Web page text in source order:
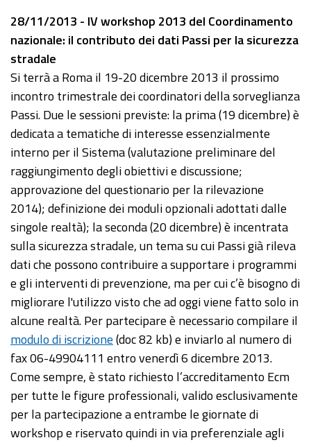
28/11/2013 - IV workshop 2013 del Coordinamento
nazionale: il contributo dei dati Passi per la sicurezza
stradale
Si terrà a Roma il 19-20 dicembre 2013 il prossimo
incontro trimestrale dei coordinatori della sorveglianza
Passi. Due le sessioni previste: la prima (19 dicembre) è
dedicata a tematiche di interesse essenzialmente
interno per il Sistema (valutazione preliminare del
raggiungimento degli obiettivi e discussione;
approvazione del questionario per la rilevazione
2014); definizione dei moduli opzionali adottati dalle
singole realtà); la seconda (20 dicembre) è incentrata
sulla sicurezza stradale, un tema su cui Passi già rileva
dati che possono contribuire a supportare i programmi
e gli interventi di prevenzione, ma per cui c’è bisogno di
migliorare l'utilizzo visto che ad oggi viene fatto solo in
alcune realtà. Per partecipare è necessario compilare il
modulo di iscrizione(doc 82 kb) e inviarlo al numero di
fax 06-49904111 entro venerdì 6 dicembre 2013.
Come sempre, è stato richiesto l’accreditamento Ecm
per tutte le figure professionali, valido esclusivamente
per la partecipazione a entrambe le giornate di
workshop e riservato quindi in via preferenziale agli